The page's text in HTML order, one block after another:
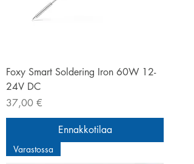
Foxy Smart Soldering Iron 60W 12-
24V DC
Hinta
37,00 €
Ennakkotilaa
Varastossa